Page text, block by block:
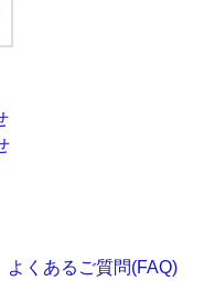
よくあるご質問(FAQ)